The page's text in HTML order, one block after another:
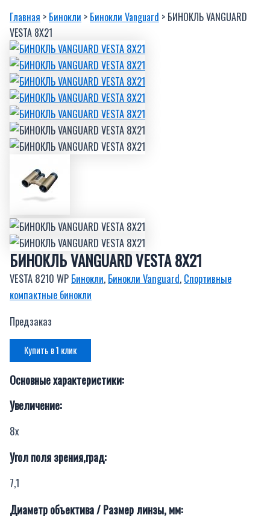
Главная > Бинокли > Бинокли Vanguard > БИНОКЛЬ VANGUARD
VESTA 8X21
БИНОКЛЬ VANGUARD VESTA 8X21
VESTA 8210 WP Бинокли, Бинокли Vanguard, Спортивные
компактные бинокли
Предзаказ
Купить в 1 клик
Основные характеристики:
Увеличение:
8х
Угол поля зрения,град:
7,1
Диаметр объектива / Размер линзы, мм: